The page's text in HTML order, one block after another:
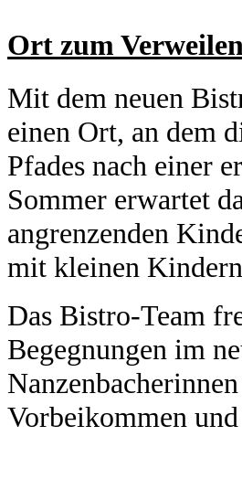
Ort zum
Mit dem neuen
einen Ort, an dem
Pfades nach einer
Sommer erwartet
angrenzenden
mit kleinen
Das Bistro-Team
Begegnungen im
Vorbeikommen